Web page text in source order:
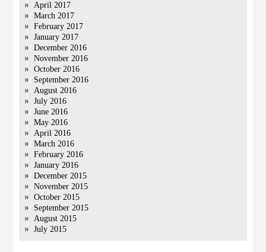
April 2017
March 2017
February 2017
January 2017
December 2016
November 2016
October 2016
September 2016
August 2016
July 2016
June 2016
May 2016
April 2016
March 2016
February 2016
January 2016
December 2015
November 2015
October 2015
September 2015
August 2015
July 2015